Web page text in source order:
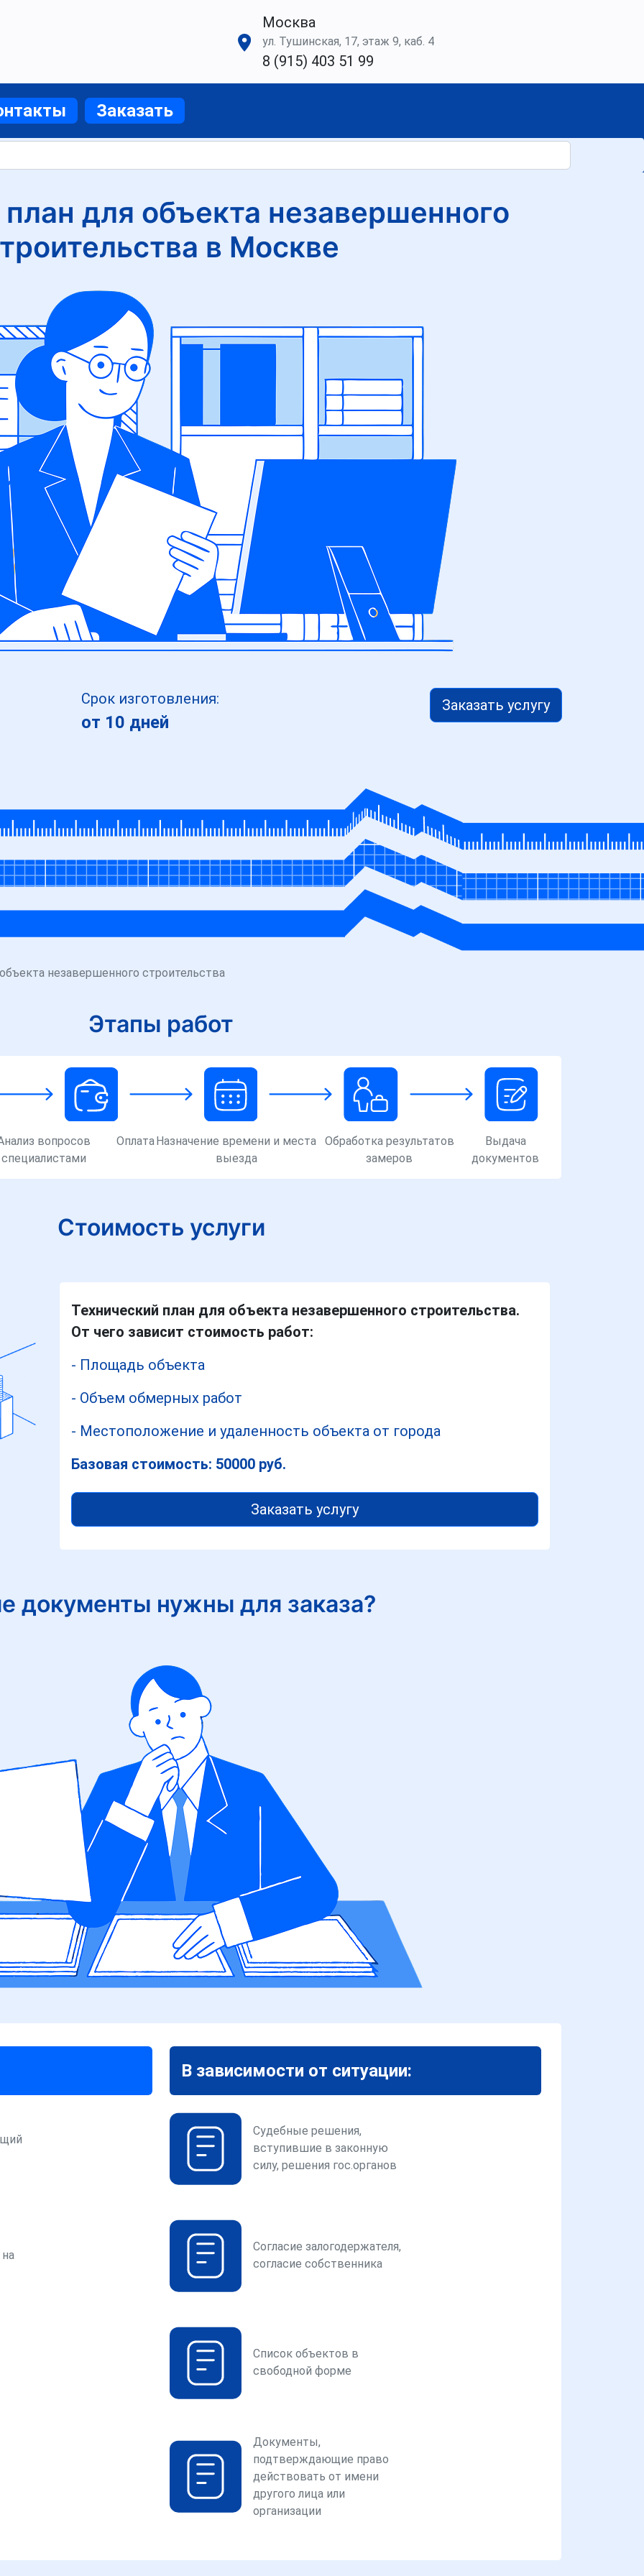
Москва
ул. Тушинская, 17, этаж 9, каб. 4
8 (915) 403 51 99
Заказать
для объекта незавершенного
в Москве
Срок изготовления:
от 10 дней
Заказать услугу
незавершенного строительства
Этапы работ
вопросов
специалистами
ОплатаНазначение времени и места
выезда
Обработка результатов
замеров
Выдача
документов
Стоимость услуги
Технический план для объекта незавершенного строительства.
От чего зависит стоимость работ:
- Площадь объекта
- Объем обмерных работ
- Местоположение и удаленность объекта от города
Базовая стоимость: 50000 руб.
Заказать услугу
документы нужны для заказа?
В зависимости от ситуации:
Судебные решения,
вступившие в законную
силу, решения гос.органов
Согласие залогодержателя,
согласие собственника
Список объектов в
свободной форме
Документы,
подтверждающие право
действовать от имени
другого лица или
организации